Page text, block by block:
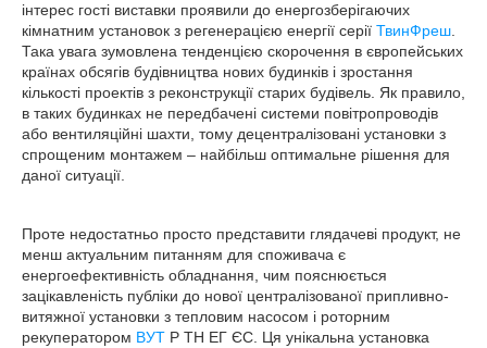
інтерес гості виставки проявили до енергозберігаючих
кімнатним установок з регенерацією енергії серії ТвинФреш
Така увага зумовлена тенденцією скорочення в європейських
країнах обсягів будівництва нових будинків і зростання
кількості проектів з реконструкції старих будівель. Як правило,
в таких будинках не передбачені системи повітропроводів
або вентиляційні шахти, тому децентралізовані установки з
спрощеним монтажем – найбільш оптимальне рішення для
даної ситуації.
Проте недостатньо просто представити глядачеві продукт, не
менш актуальним питанням для споживача є
енергоефективність обладнання, чим пояснюється
зацікавленість публіки до нової централізованої припливно-
витяжної установки з тепловим насосом і роторним
рекуператором ВУТ Р ТН ЕГ ЄС. Ця унікальна установка